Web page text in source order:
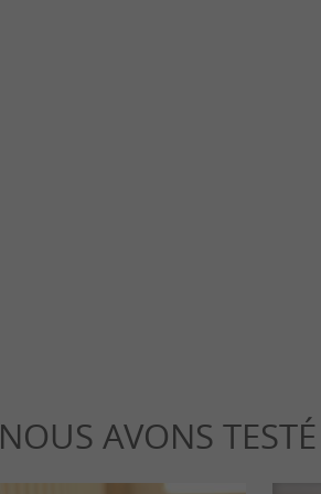
NOUS AVONS TESTÉ